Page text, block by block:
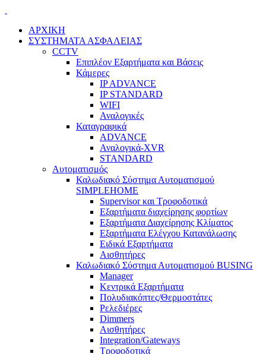
ΑΡΧΙΚΗ
ΣΥΣΤΗΜΑΤΑ ΑΣΦΑΛΕΙΑΣ
CCTV
Επιπλέον Εξαρτήματα και Βάσεις
Κάμερες
IP ADVANCE
IP STANDARD
WIFI
Αναλογικές
Καταγραφικά
ADVANCE
Αναλογικά-XVR
STANDARD
Αυτοματισμός
Καλωδιακό Σύστημα Αυτοματισμού
SIMPLEHOME
Supervisor και Τροφοδοτικά
Εξαρτήματα διαχείρησης φορτίων
Εξαρτήματα Διαχείρησης Κλίματος
Εξαρτήματα Ελέγχου Κατανάλωσης
Ειδικά Εξαρτήματα
Αισθητήρες
Καλωδιακό Σύστημα Αυτοματισμού BUSING
Manager
Κεντρικά Εξαρτήματα
Πολυδιακόπτες/Θερμοστάτες
Ρελεδιέρες
Dimmers
Αισθητήρες
Integration/Gateways
Τροφοδοτικά